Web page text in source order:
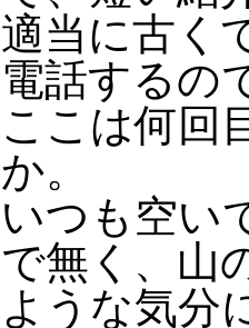
適当に古く
電話するの
ここは何回
か。
いつも空い
で無く、山
ような気分